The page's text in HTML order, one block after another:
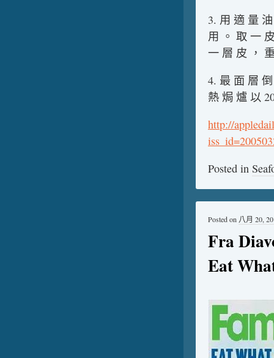
3. 用 適 量
用 。 取 一
一 層 皮 ，
4. 最 面 層
熱 焗 爐 以
http://
Posted in
Fra
Eat
Posted on 八月 20,